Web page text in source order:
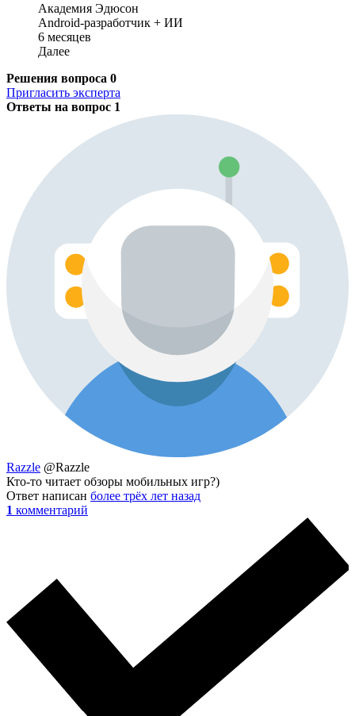
Академия Эдюсон
Android-разработчик + ИИ
6 месяцев
Далее
Решения вопроса 0
Пригласить эксперта
Ответы на вопрос 1
Razzle @Razzle
Кто-то читает обзоры мобильных игр?)
Ответ написан более трёх лет назад
1 комментарий